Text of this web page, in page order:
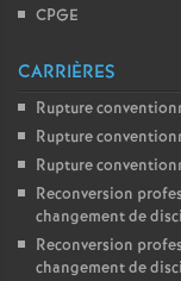
CPGE
CARRIÈRES
Rupture
Rupture
Rupture
Reconversion
changement de
Reconversion
changement de